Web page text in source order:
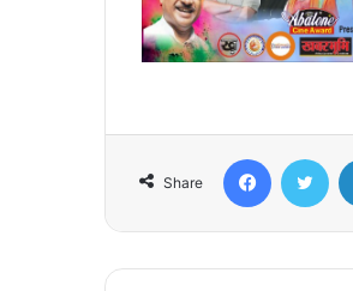
Share